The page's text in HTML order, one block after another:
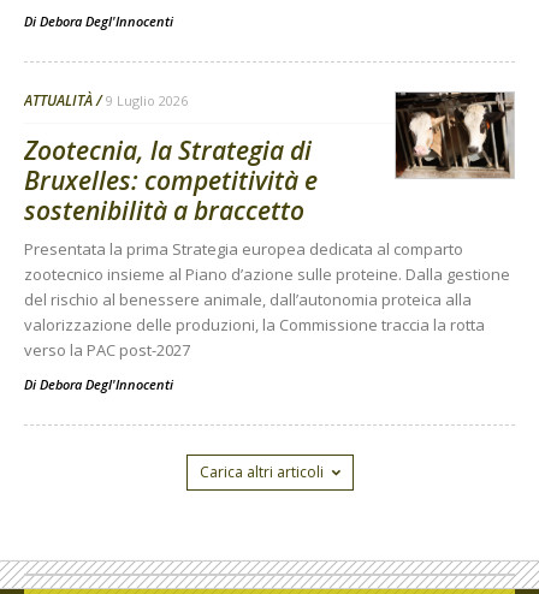
Di Debora Degl'Innocenti
ATTUALITÀ 9 Luglio 2026
Zootecnia, la Strategia di
Bruxelles: competitività e
sostenibilità a braccetto
Presentata la prima Strategia europea dedicata al comparto
zootecnico insieme al Piano d’azione sulle proteine. Dalla gestione
del rischio al benessere animale, dall’autonomia proteica alla
valorizzazione delle produzioni, la Commissione traccia la rotta
verso la PAC post-2027
Di Debora Degl'Innocenti
Carica altri articoli